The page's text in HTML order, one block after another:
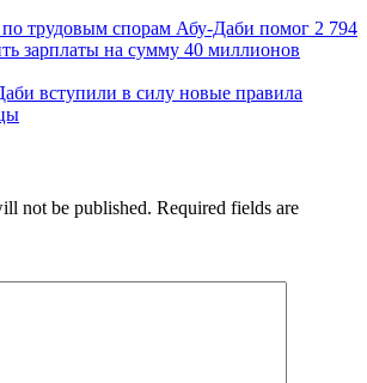
трудовым спорам Абу-Даби помог 2 794
зарплаты на сумму 40 миллионов
вступили в силу новые правила
not be published. Required fields are